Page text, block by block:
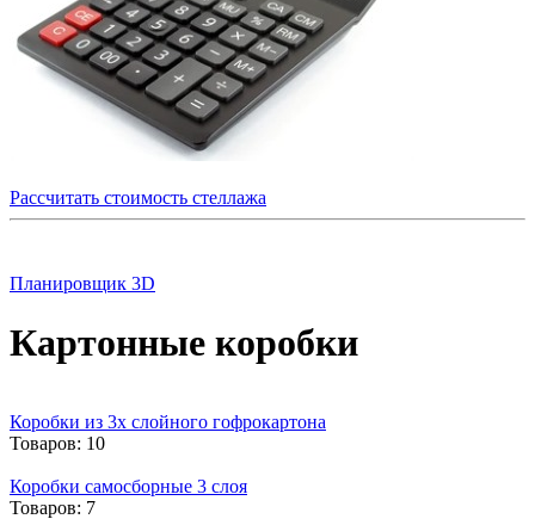
Рассчитать стоимость стеллажа
Планировщик 3D
Картонные коробки
Коробки из 3х слойного гофрокартона
Товаров: 10
Коробки самосборные 3 слоя
Товаров: 7